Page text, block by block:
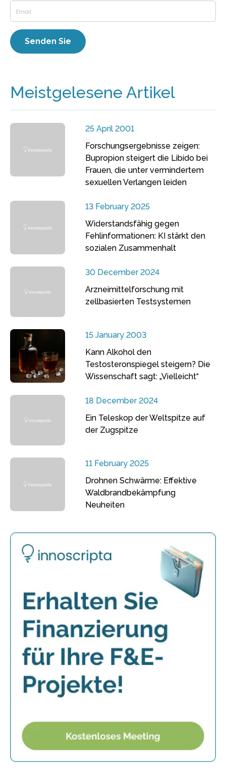
Meistgelesene Artikel
25 April 2001
Forschungsergebnisse zeigen:
Bupropion steigert die Libido bei
Frauen, die unter vermindertem
sexuellen Verlangen leiden
13 February 2025
Widerstandsfähig gegen
Fehlinformationen: KI stärkt den
sozialen Zusammenhalt
30 December 2024
Arzneimittelforschung mit
zellbasierten Testsystemen
15 January 2003
Kann Alkohol den
Testosteronspiegel steigern? Die
Wissenschaft sagt: „Vielleicht“
18 December 2024
Ein Teleskop der Weltspitze auf
der Zugspitze
11 February 2025
Drohnen Schwärme: Effektive
Waldbrandbekämpfung
Neuheiten